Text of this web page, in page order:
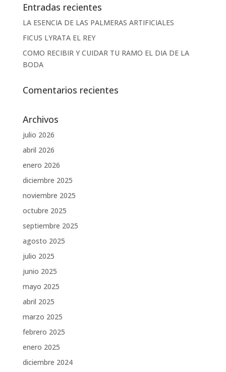
Entradas recientes
LA ESENCIA DE LAS PALMERAS ARTIFICIALES
FICUS LYRATA EL REY
COMO RECIBIR Y CUIDAR TU RAMO EL DIA DE LA
BODA
Comentarios recientes
Archivos
julio 2026
abril 2026
enero 2026
diciembre 2025
noviembre 2025
octubre 2025
septiembre 2025
agosto 2025
julio 2025
junio 2025
mayo 2025
abril 2025
marzo 2025
febrero 2025
enero 2025
diciembre 2024